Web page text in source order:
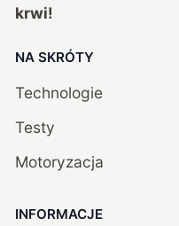
krwi!
NA SKRÓTY
Technologie
Testy
Motoryzacja
INFORMACJE